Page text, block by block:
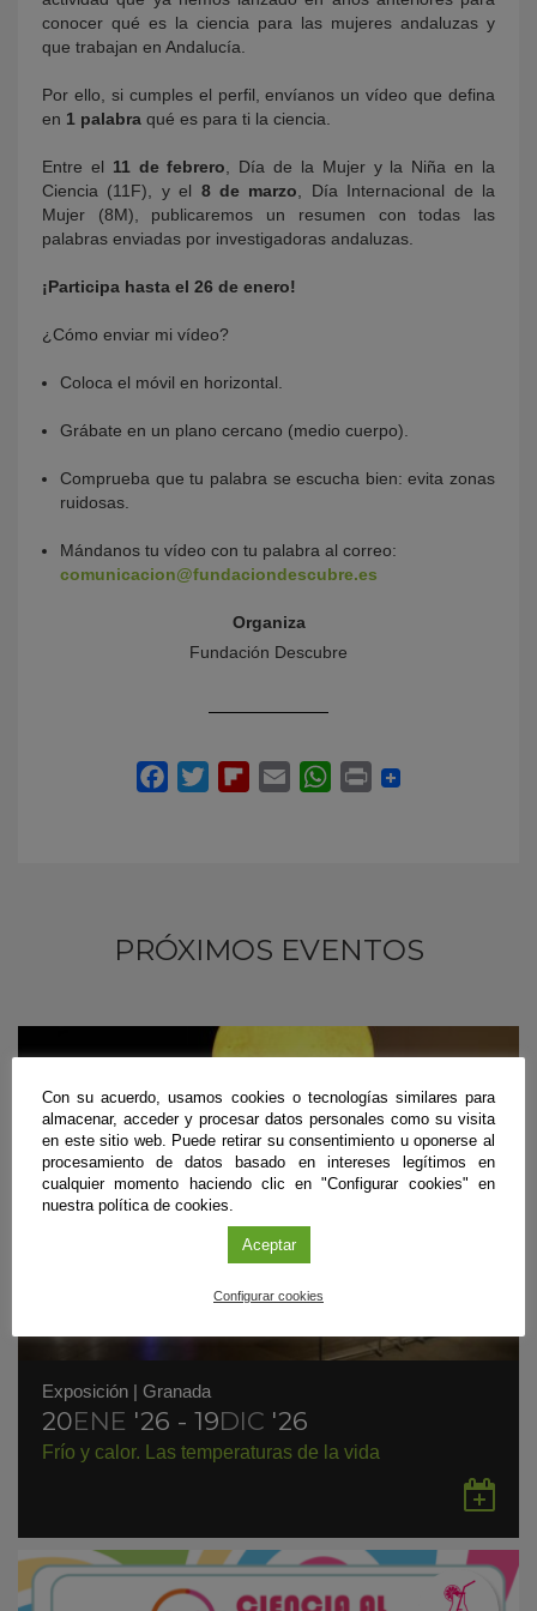
conocer qué es la ciencia para las mujeres andaluzas y
que trabajan en Andalucía.
Por ello, si cumples el perfil, envíanos un vídeo que defina
en 1 palabra qué es para ti la ciencia.
Entre el 11 de febrero, Día de la Mujer y la Niña en la
Ciencia (11F), y el 8 de marzo, Día Internacional de la
Mujer (8M), publicaremos un resumen con todas las
palabras enviadas por investigadoras andaluzas.
¡Participa hasta el 26 de enero!
¿Cómo enviar mi vídeo?
Coloca el móvil en horizontal.
Grábate en un plano cercano (medio cuerpo).
Comprueba que tu palabra se escucha bien: evita zonas
ruidosas.
Mándanos tu vídeo con tu palabra al correo:
comunicacion@fundaciondescubre.es
Organiza
Fundación Descubre
PRÓXIMOS EVENTOS
Exposición | Granada
20ENE '26 - 19DIC '26
Frío y calor. Las temperaturas de la vida
en
Con su acuerdo, usamos cookies o tecnologías similares para
almacenar, acceder y procesar datos personales como su visita
en este sitio web. Puede retirar su consentimiento u oponerse al
procesamiento de datos basado en intereses legítimos en
cualquier momento haciendo clic en "Configurar cookies" en
nuestra política de cookies.
Aceptar
Configurar cookies